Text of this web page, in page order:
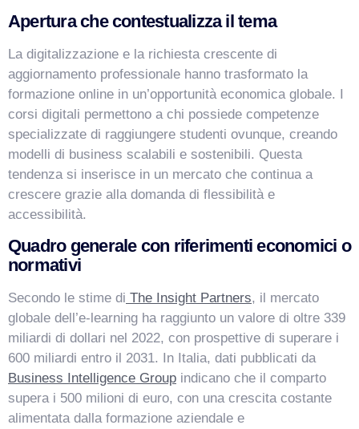
Apertura che contestualizza il tema
La digitalizzazione e la richiesta crescente di
aggiornamento professionale hanno trasformato la
formazione online in un’opportunità economica globale. I
corsi digitali permettono a chi possiede competenze
specializzate di raggiungere studenti ovunque, creando
modelli di business scalabili e sostenibili. Questa
tendenza si inserisce in un mercato che continua a
crescere grazie alla domanda di flessibilità e
accessibilità.
Quadro generale con riferimenti economici o
normativi
Secondo le stime di The Insight Partners, il mercato
globale dell’e-learning ha raggiunto un valore di oltre 339
miliardi di dollari nel 2022, con prospettive di superare i
600 miliardi entro il 2031. In Italia, dati pubblicati da
Business Intelligence Group indicano che il comparto
supera i 500 milioni di euro, con una crescita costante
alimentata dalla formazione aziendale e
VismarChat AI Agent